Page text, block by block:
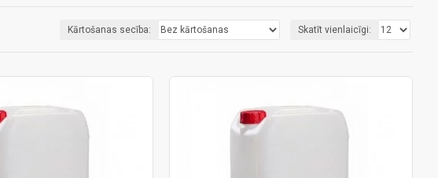
Kārtošanas secība: Skatīt vienlaicīgi: